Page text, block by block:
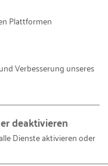
Plattformen
Verbesserung unseres
deaktivieren
Dienste aktivieren oder